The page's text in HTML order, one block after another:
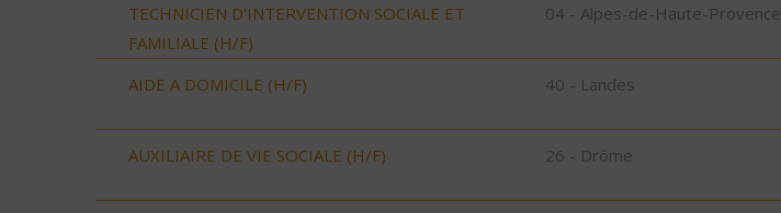
TECHNICIEN D’INTERVENTION SOCIALE ET
FAMILIALE (H/F)
04 - Alpes-de-Haute-Provence
AIDE A DOMICILE (H/F) 40 - Landes
AUXILIAIRE DE VIE SOCIALE (H/F) 26 - Drôme